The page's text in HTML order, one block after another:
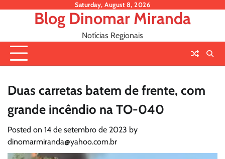
Saturday, August 8, 2026
Blog Dinomar Miranda
Notícias Regionais
Duas carretas batem de frente, com
grande incêndio na TO-040
Posted on 14 de setembro de 2023 by
dinomarmiranda@yahoo.com.br